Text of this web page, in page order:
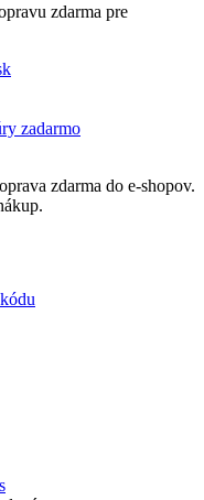
zdarma pre
zdarma do e-shopov.